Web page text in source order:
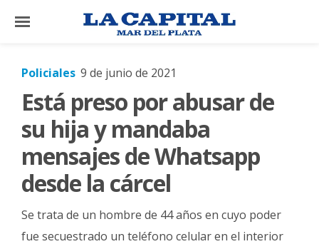
×
El
Mundo
La
Cultura
Policiales 9 de junio de 2021
Está preso por abusar de
su hija y mandaba
mensajes de Whatsapp
desde la cárcel
Se trata de un hombre de 44 años en cuyo poder
fue secuestrado un teléfono celular en el interior